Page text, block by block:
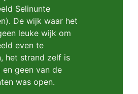
Selinunte
De wijk waar het
leuke wijk om
even te
het strand zelf is
en geen van de
was open.